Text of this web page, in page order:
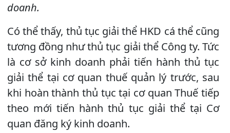
doanh.
Có thể thấy, thủ tục giải thể HKD cá thể cũng
tương đồng như thủ tục giải thể Công ty. Tức
là cơ sở kinh doanh phải tiến hành thủ tục
giải thể tại cơ quan thuế quản lý trước, sau
khi hoàn thành thủ tục tại cơ quan Thuế tiếp
theo mới tiến hành thủ tục giải thể tại Cơ
quan đăng ký kinh doanh.